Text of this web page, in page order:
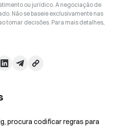
ou jurídico. A negociação de
Não se baseie exclusivamente nas
tomar decisões. Para mais detalhes,
procura codificar regras para